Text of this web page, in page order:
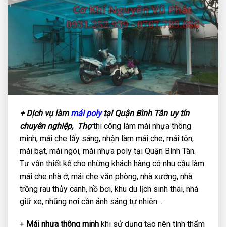
+ Dịch vụ làmmái polytại Quận Bình Tân uy tín
chuyên nghiệp, Thợthi công làm mái nhựa thông
minh, mái che lấy sáng, nhận làm mái che, mái tôn,
mái bạt, mái ngói, mái nhựa poly tại Quận Bình Tân.
Tư vấn thiết kế cho những khách hàng có nhu cầu làm
mái che nhà ở, mái che văn phòng, nhà xưởng, nhà
trồng rau thủy canh, hồ bơi, khu du lịch sinh thái, nhà
giữ xe, nhũng nơi cần ánh sáng tự nhiên…
+ Mái nhựa thông minh khi sử dụng tạo nên tính thẩm